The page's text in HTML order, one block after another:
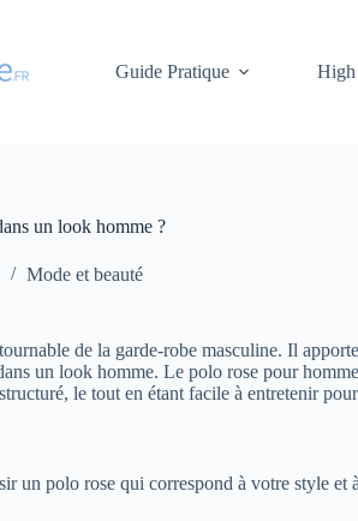
Guide Pratique
High
un look homme ?
Mode et beauté
de la garde-robe masculine. Il
un look homme. Le polo rose pour
le tout en étant facile à entretenir
un polo rose qui correspond à votre style et